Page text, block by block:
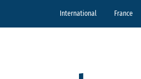
International France